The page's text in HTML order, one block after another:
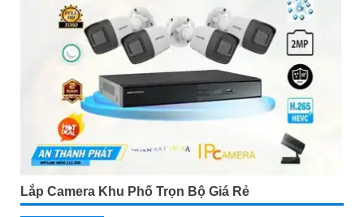
Lắp Camera Khu Phố Trọn Bộ Giá Rẻ